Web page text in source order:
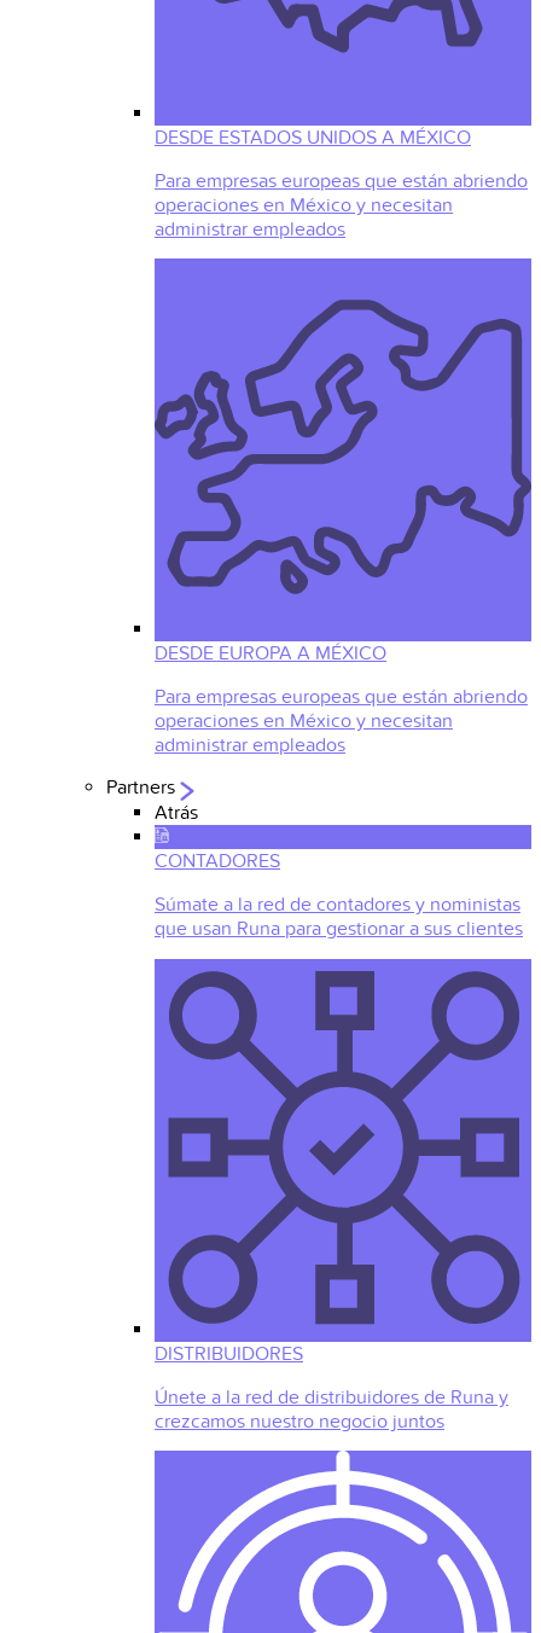
DESDE ESTADOS UNIDOS A MÉXICO
Para empresas europeas que están abriendo
operaciones en México y necesitan
administrar empleados
DESDE EUROPA A MÉXICO
Para empresas europeas que están abriendo
operaciones en México y necesitan
administrar empleados
Partners
Atrás
CONTADORES
Súmate a la red de contadores y noministas
que usan Runa para gestionar a sus clientes
DISTRIBUIDORES
Únete a la red de distribuidores de Runa y
crezcamos nuestro negocio juntos